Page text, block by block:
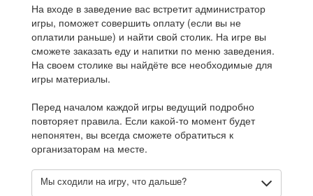
На входе в заведение вас встретит администратор
игры, поможет совершить оплату (если вы не
оплатили раньше) и найти свой столик. На игре вы
сможете заказать еду и напитки по меню заведения.
На своем столике вы найдёте все необходимые для
игры материалы.
Перед началом каждой игры ведущий подробно
повторяет правила. Если какой-то момент будет
непонятен, вы всегда сможете обратиться к
организаторам на месте.
Мы сходили на игру, что дальше?